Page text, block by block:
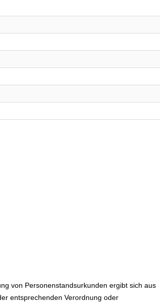
von Personenstandsurkunden ergibt sich aus
entsprechenden Verordnung oder